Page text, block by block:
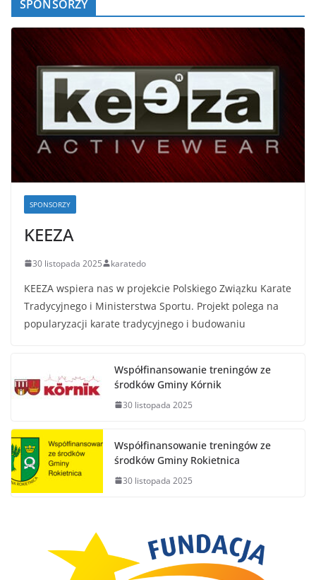
SPONSORZY
SPONSORZY
KEEZA
30 listopada 2025 karatedo
KEEZA wspiera nas w projekcie Polskiego Związku Karate
Tradycyjnego i Ministerstwa Sportu. Projekt polega na
popularyzacji karate tradycyjnego i budowaniu
Współfinansowanie treningów ze
środków Gminy Kórnik
30 listopada 2025
Współfinansowanie treningów ze
środków Gminy Rokietnica
30 listopada 2025